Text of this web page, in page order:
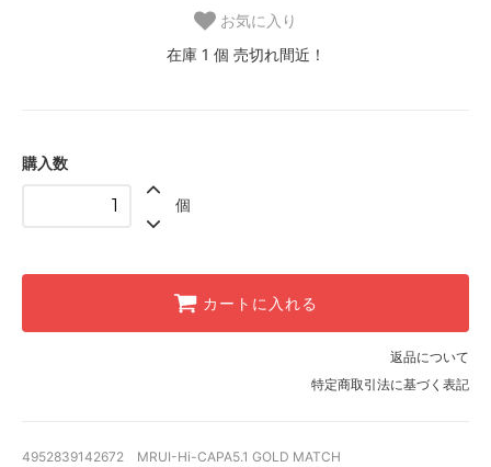
お気に入り
在庫 1 個 売切れ間近！
購入数
個
カートに入れる
返品について
特定商取引法に基づく表記
4952839142672 MRUI-Hi-CAPA5.1 GOLD MATCH